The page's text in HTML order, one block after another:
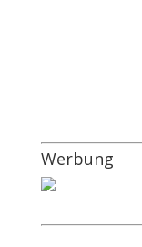
Werbung